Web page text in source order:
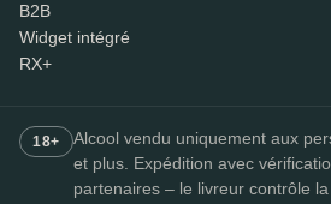
B2B
Widget intégré
RX+
18+
Alcool vendu uniquement aux
et plus. Expédition avec
partenaires – le livreur contrôle la